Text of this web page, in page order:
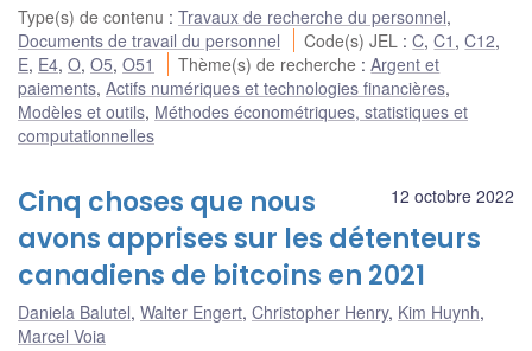
Type(s) de contenu : Travaux de recherche du personnel,
Documents de travail du personnel
Code(s) JEL :C,C1 ,C12,
E, E4, O, O5, O51 Thème(s) de recherche :Argent et
paiements, Actifs numériques et technologies financières,
Modèles et outils, Méthodes économétriques, statistiques et
computationnelles
12 octobre 2022
Cinq choses que nous
avons apprises sur les détenteurs
canadiens de bitcoins en 2021
Daniela Balutel, Walter Engert, Christopher Henry, Kim Huynh,
Marcel Voia